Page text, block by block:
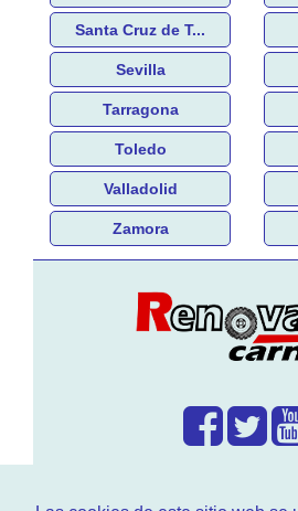
Santa Cruz de T...
Sevilla
Tarragona
Toledo
Valladolid
Zamora